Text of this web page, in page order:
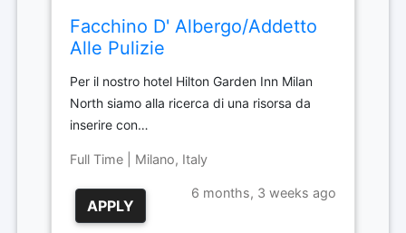
Facchino D' Albergo/Addetto
Alle Pulizie
Per il nostro hotel Hilton Garden Inn Milan
North siamo alla ricerca di una risorsa da
inserire con…
Full Time | Milano, Italy
APPLY
6 months, 3 weeks ago